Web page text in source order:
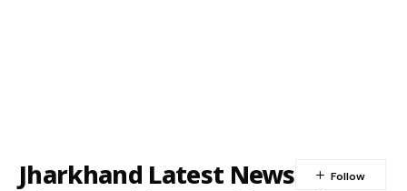
Jharkhand Latest News